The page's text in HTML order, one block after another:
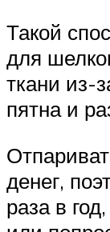
Такой
для
ткани из-
пятна и
денег,
раза в